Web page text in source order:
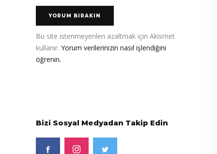
Bu site istenmeyenleri azaltmak için Akismet
kullanır. Yorum verilerinizin nasıl işlendiğini
öğrenin.
Bizi Sosyal Medyadan Takip Edin